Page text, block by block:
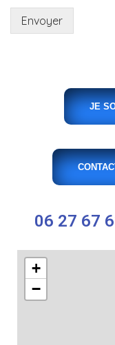
Envoyer
JE
06 27 67
+
−